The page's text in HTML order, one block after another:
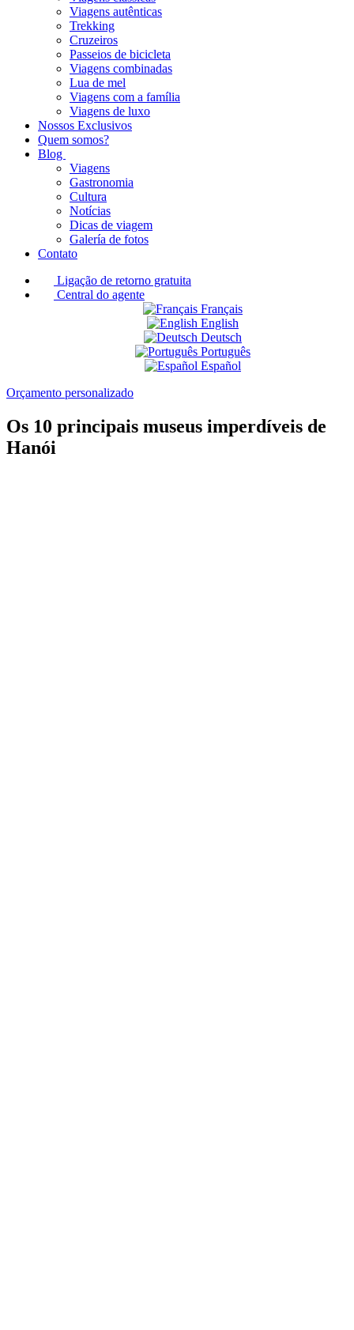
Viagens autênticas
Trekking
Cruzeiros
Passeios de bicicleta
Viagens combinadas
Lua de mel
Viagens com a família
Viagens de luxo
Nossos Exclusivos
Quem somos?
Blog
Viagens
Gastronomia
Cultura
Notícias
Dicas de viagem
Galería de fotos
Contato
Ligação de retorno gratuita
Central do agente
Français
English
Deutsch
Português
Español
Orçamento personalizado
Os 10 principais museus imperdíveis de
Hanói